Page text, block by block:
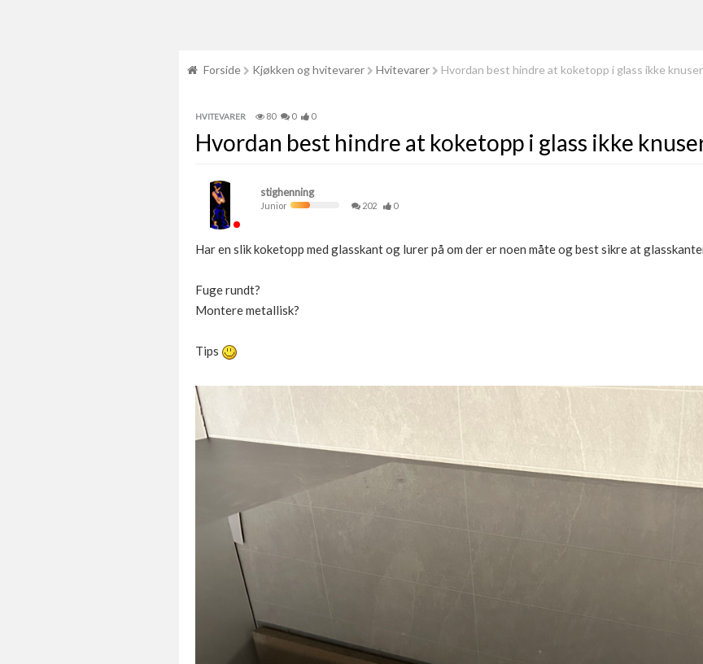
Forside Kjøkken og hvitevarer Hvitevarer Hvordan best hindre at koketopp i glass ikke
HVITEVARER 80 0 0
Hvordan best hindre at koketopp i glass ikke
stighenning
Junior 202 0
Har en slik koketopp med glasskant og lurer på om der er noen måte og best sikre at
Fuge rundt?
Montere metallisk?
Tips